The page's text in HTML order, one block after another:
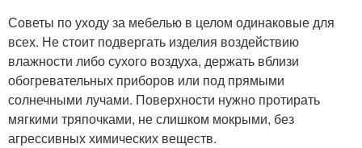
Советы по уходу за мебелью в целом одинаковые для
всех. Не стоит подвергать изделия воздействию
влажности либо сухого воздуха, держать вблизи
обогревательных приборов или под прямыми
солнечными лучами. Поверхности нужно протирать
мягкими тряпочками, не слишком мокрыми, без
агрессивных химических веществ.